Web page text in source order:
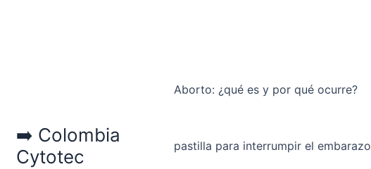
➡️ Colombia
Cytotec
Aborto: ¿qué es y por qué ocurre?
pastilla para interrumpir el embarazo